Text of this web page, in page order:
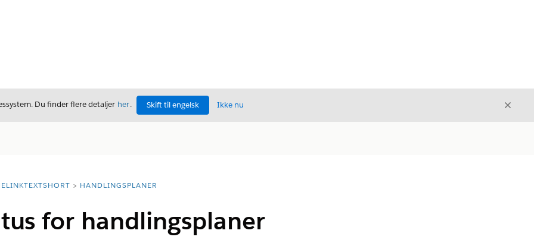
Du finder flere detaljer her. Skift til engelsk Ikke nu Luk
HANDLINGSPLANER
for handlingsplaner